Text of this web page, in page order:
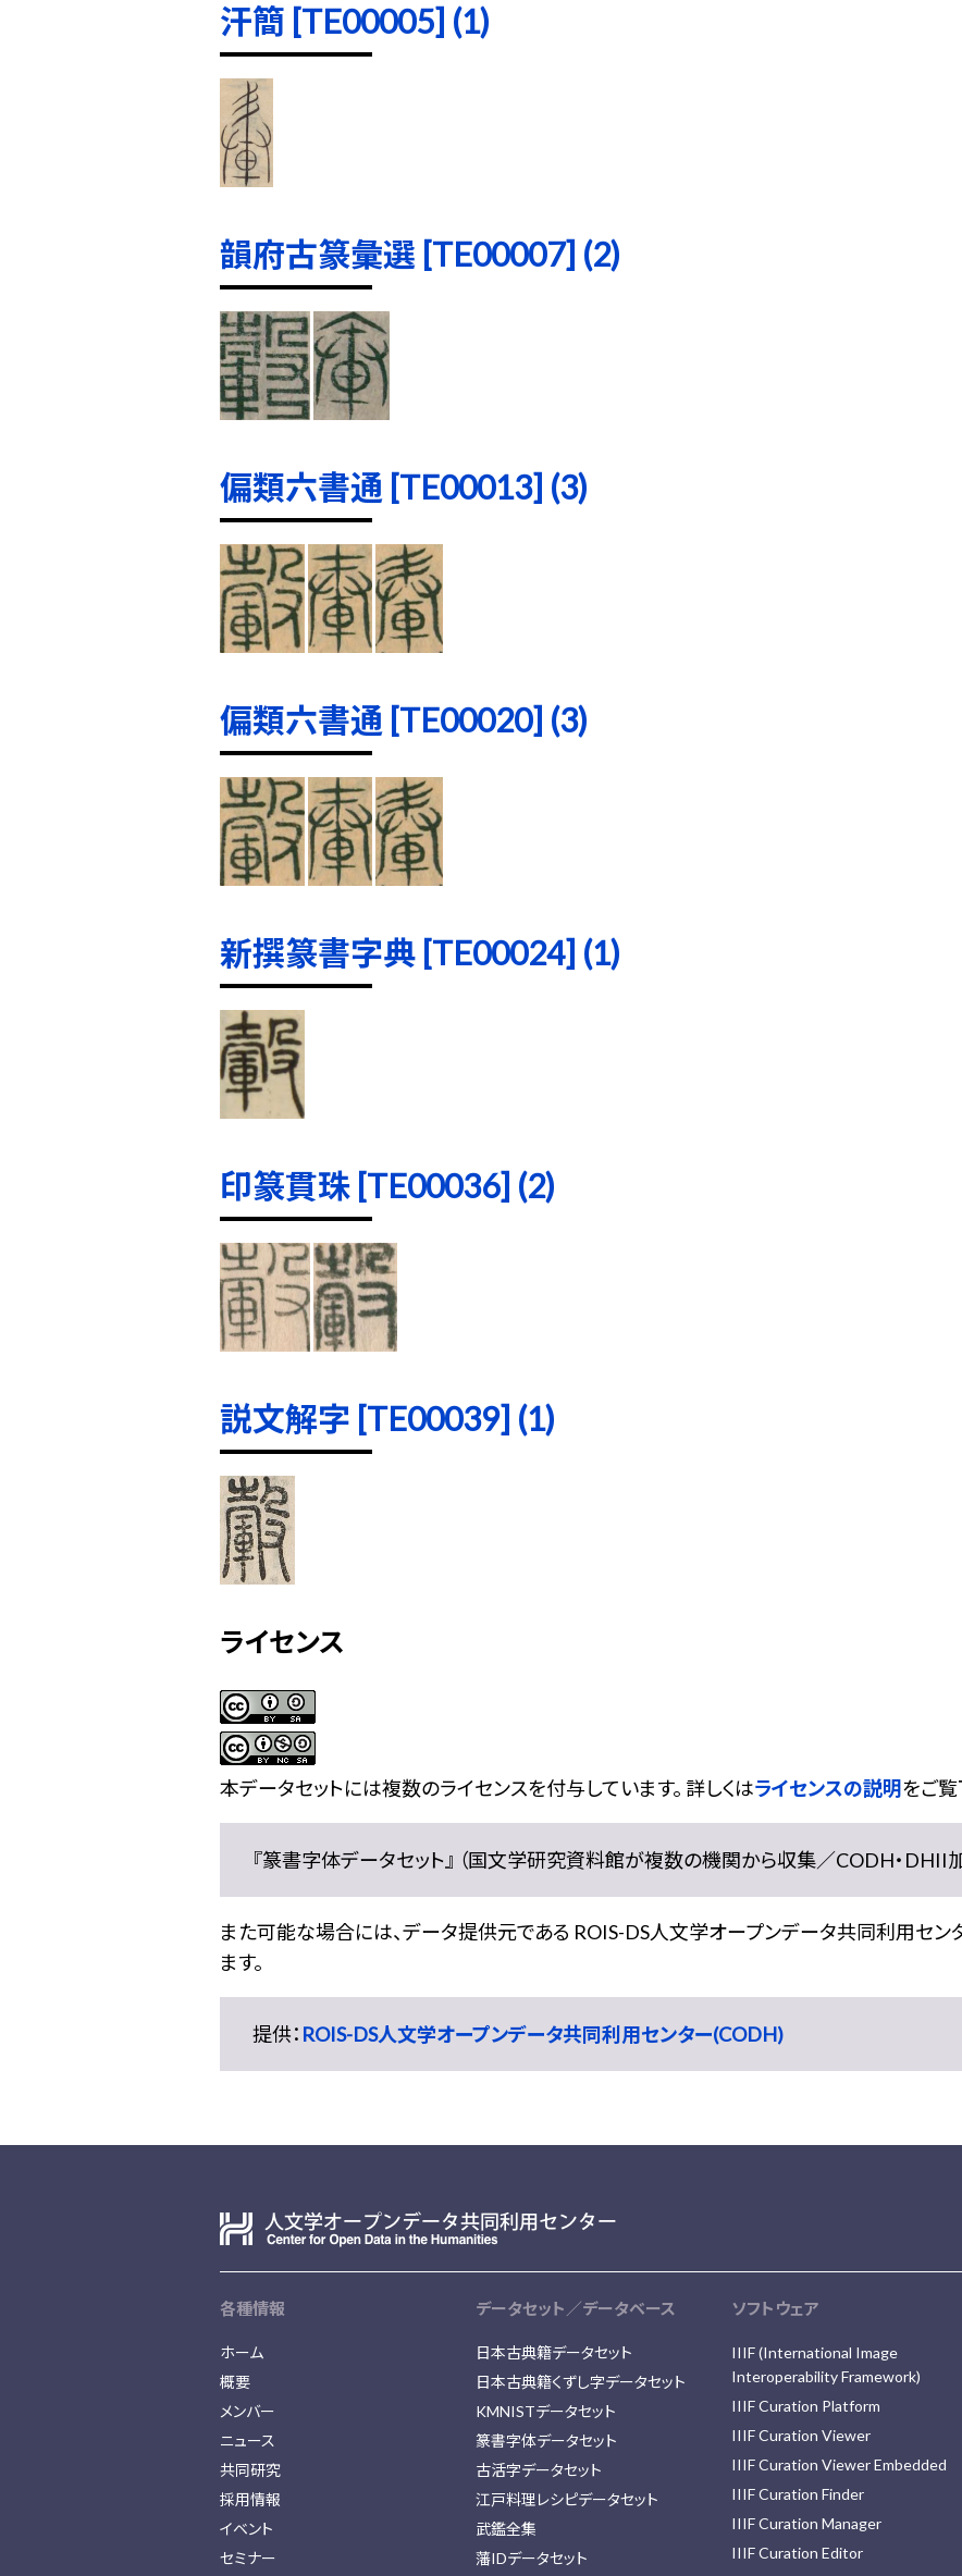
汗簡 [TE00005] (1)
韻府古篆彙選 [TE00007] (2)
偏類六書通 [TE00013] (3)
偏類六書通 [TE00020] (3)
新撰篆書字典 [TE00024] (1)
印篆貫珠 [TE00036] (2)
説文解字 [TE00039] (1)
ライセンス
本データセットには複数のライセンスを付与しています。 詳しくはライセンスの説明をご覧
『篆書字体データセット』 （国文学研究資料館が複数の機関から収集／CODH・
また可能な場合には、データ提供元である ROIS-DS人文学オープンデータ共同利用セン
ます。
提供： ROIS-DS人文学オープンデータ共同利用センター(CODH)
各種情報
ホーム
概要
メンバー
ニュース
共同研究
採用情報
イベント
セミナー
データセット／データベース
日本古典籍データセット
日本古典籍くずし字データセット
KMNISTデータセット
篆書字体データセット
古活字データセット
江戸料理レシピデータセット
武鑑全集
藩IDデータセット
ソフトウェア
IIIF (International Image
Interoperability Framework)
IIIF Curation Platform
IIIF Curation Viewer
IIIF Curation Viewer Embedded
IIIF Curation Finder
IIIF Curation Manager
IIIF Curation Editor